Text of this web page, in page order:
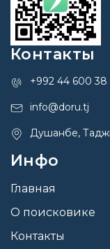
Контакты
+992 44 600
info@doru.tj
Душанбе,
Инфо
Главная
О поисковике
Контакты